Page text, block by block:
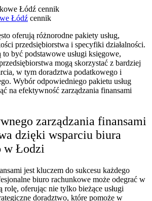
Łódź cennik
oferują różnorodne pakiety usług,
przedsiębiorstwa i specyfiki działalności.
to być podstawowe usługi księgowe,
mogą skorzystać z bardziej
w tym doradztwa podatkowego i
Wybór odpowiedniego pakietu usług
na efektywność zarządzania finansami
zarządzania finansami
dzięki wsparciu biura
w Łodzi
jest kluczem do sukcesu każdego
biuro rachunkowe może odegrać w
rolę, oferując nie tylko bieżące usługi
doradztwo, które pomoże w